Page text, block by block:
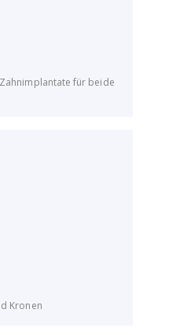
für beide
Kronen